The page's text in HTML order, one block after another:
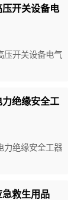
开关设备电
压开关设备电气
绝缘安全工
力绝缘安全工器
救生用品